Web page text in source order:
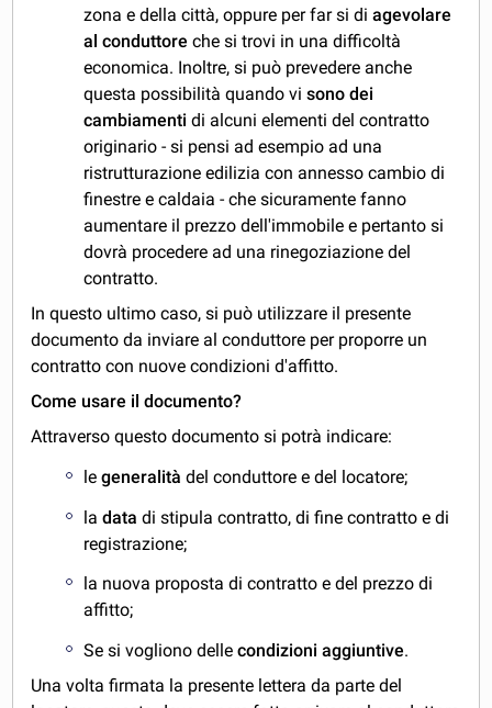
zona e della città, oppure per far si diagevolare
al conduttore che si trovi in una difficoltà
economica. Inoltre, si può prevedere anche
questa possibilità quando visono dei
cambiamenti di alcuni elementi del contratto
originario - si pensi ad esempio ad una
ristrutturazione edilizia con annesso cambio di
finestre e caldaia - che sicuramente fanno
aumentare il prezzo dell'immobile e pertanto si
dovrà procedere ad una rinegoziazione del
contratto.
In questo ultimo caso, si può utilizzare il presente
documento da inviare al conduttore per proporre un
contratto con nuove condizioni d'affitto.
Come usare il documento?
Attraverso questo documento si potrà indicare:
legeneralità del conduttore e del locatore;
ladata di stipula contratto, di fine contratto e di
registrazione;
la nuova proposta di contratto e del prezzo di
affitto;
Se si vogliono dellecondizioni aggiuntive.
Una volta firmata la presente lettera da parte del